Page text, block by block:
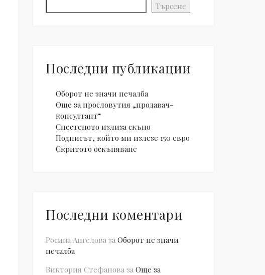
Търсене
Последни публикации
Оборот не значи печалба
Още за прословутия „продавач-
консултант“
Спестеното излиза скъпо
Подписът, който ми излезе 150 евро
Скритото оскъпяване
Последни коментари
Росица Ангелова за Оборот не значи
печалба
Виктория Стефанова за Още за